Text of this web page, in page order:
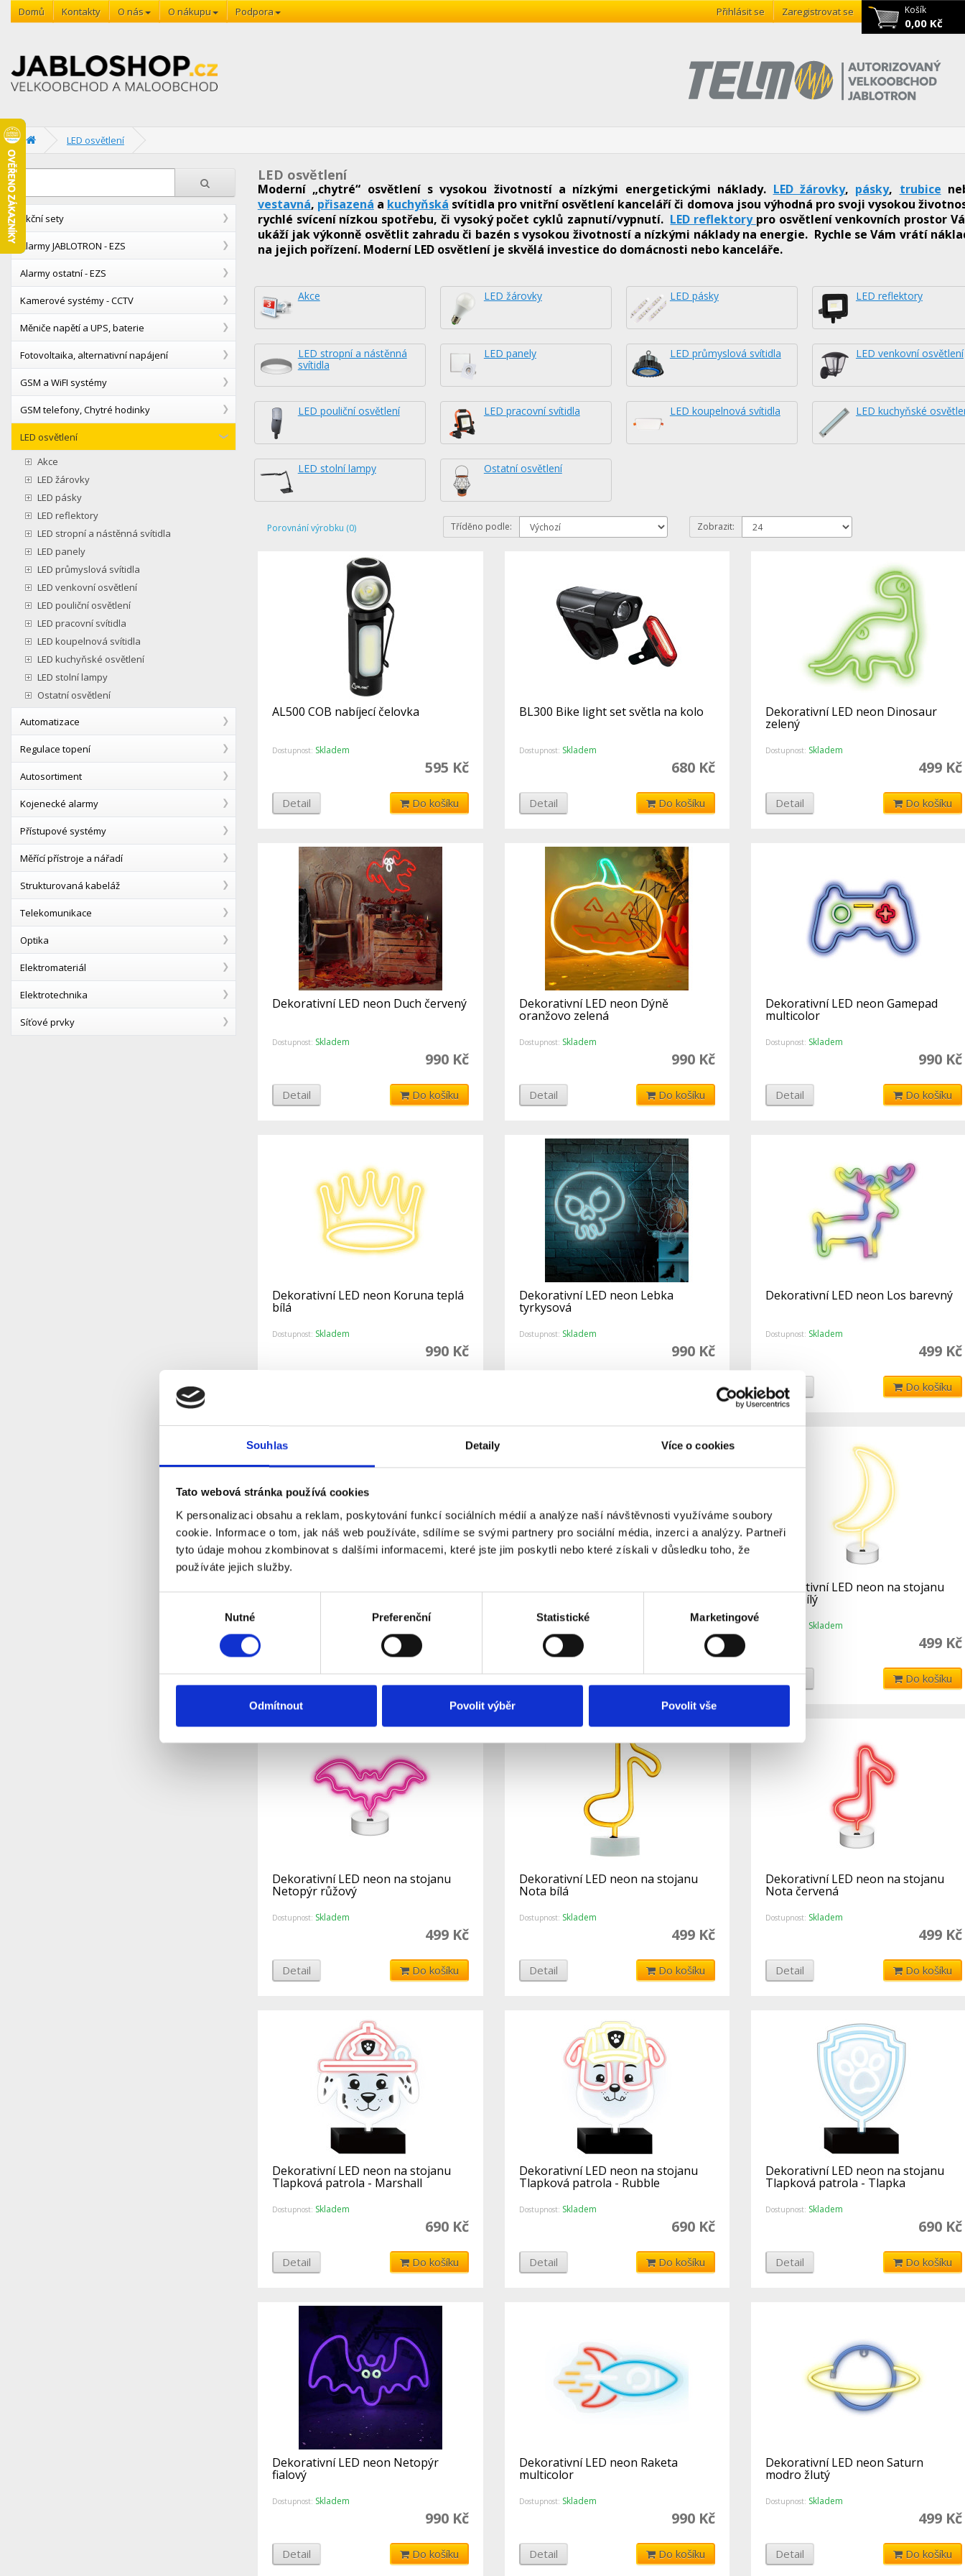
Souhlas Detaily Více o cookies
Tato webová stránka používá cookies
K personalizaci obsahu a reklam, poskytování funkcí sociálních médií a analýze naší návštěvnosti využíváme soubory
cookie. Informace o tom, jak náš web používáte, sdílíme se svými partnery pro sociální média, inzerci a analýzy. Partneři
tyto údaje mohou zkombinovat s dalšími informacemi, které jste jim poskytli nebo které získali v důsledku toho, že
používáte jejich služby.
Nutné Preferenční Statistické Marketingové
Odmítnout Povolit výběr Povolit vše
Košík
0,00 Kč
Domů Kontakty O nás O nákupu Podpora Přihlásit se Zaregistrovat se
LED osvětlení
Akční sety
Alarmy JABLOTRON - EZS
Alarmy ostatní - EZS
Kamerové systémy - CCTV
Měniče napětí a UPS, baterie
Fotovoltaika, alternativní napájení
GSM a WiFI systémy
GSM telefony, Chytré hodinky
LED osvětlení
Akce
LED žárovky
LED pásky
LED reflektory
LED stropní a nástěnná svítidla
LED panely
LED průmyslová svítidla
LED venkovní osvětlení
LED pouliční osvětlení
LED pracovní svítidla
LED koupelnová svítidla
LED kuchyňské osvětlení
LED stolní lampy
Ostatní osvětlení
Automatizace
Regulace topení
Autosortiment
Kojenecké alarmy
Přístupové systémy
Měřící přístroje a nářadí
Strukturovaná kabeláž
Telekomunikace
Optika
Elektromateriál
Elektrotechnika
Síťové prvky
LED osvětlení
Moderní „chytré“ osvětlení s vysokou životností a nízkými energetickými náklady. LED žárovky, pásky, trubice
vestavná, přisazená a kuchyňská svítidla pro vnitřní osvětlení kanceláří či domova jsou výhodná pro svoji vysokou
rychlé svícení nízkou spotřebu, či vysoký počet cyklů zapnutí/vypnutí. LED reflektory pro osvětlení venkovních prostor
ukáží jak výkonně osvětlit zahradu či bazén s vysokou životností a nízkými náklady na energie. Rychle se Vám vrátí
na jejich pořízení. Moderní LED osvětlení je skvělá investice do domácnosti nebo kanceláře.
Akce LED žárovky LED pásky LED reflektory
LED stropní a nástěnná
svítidla
LED panely LED průmyslová svítidla LED venkovní osvětlení
LED pouliční osvětlení LED pracovní svítidla LED koupelnová svítidla LED kuchyňské
LED stolní lampy Ostatní osvětlení
Porovnání výrobku (0) Tříděno podle: Zobrazit:
AL500 COB nabíjecí čelovka
Dostupnost: Skladem
595 Kč
Detail Do košíku
BL300 Bike light set světla na kolo
Dostupnost: Skladem
680 Kč
Detail Do košíku
Dekorativní LED neon Dinosaur
zelený
Dostupnost: Skladem
499 Kč
Detail Do košíku
Dekorativní LED neon Duch červený
Dostupnost: Skladem
990 Kč
Detail Do košíku
Dekorativní LED neon Dýně
oranžovo zelená
Dostupnost: Skladem
990 Kč
Detail Do košíku
Dekorativní LED neon Gamepad
multicolor
Dostupnost: Skladem
990 Kč
Detail Do košíku
Dekorativní LED neon Koruna teplá
bílá
Dostupnost: Skladem
990 Kč
Dekorativní LED neon Lebka
tyrkysová
Dostupnost: Skladem
990 Kč
Dekorativní LED neon Los barevný
Dostupnost: Skladem
499 Kč
Detail Do košíku
Detail Do košíku
Skladem
499 Kč
Detail Do košíku
Dekorativní LED neon na stojanu
Měsíc bílý
Skladem
499 Kč
Detail Do košíku
Dekorativní LED neon na stojanu
Netopýr růžový
Dostupnost: Skladem
499 Kč
Detail Do košíku
Dekorativní LED neon na stojanu
Nota bílá
Dostupnost: Skladem
499 Kč
Detail Do košíku
Dekorativní LED neon na stojanu
Nota červená
Dostupnost: Skladem
499 Kč
Detail Do košíku
Dekorativní LED neon na stojanu
Tlapková patrola - Marshall
Dostupnost: Skladem
690 Kč
Detail Do košíku
Dekorativní LED neon na stojanu
Tlapková patrola - Rubble
Dostupnost: Skladem
690 Kč
Detail Do košíku
Dekorativní LED neon na stojanu
Tlapková patrola - Tlapka
Dostupnost: Skladem
690 Kč
Detail Do košíku
Dekorativní LED neon Netopýr
fialový
Dostupnost: Skladem
990 Kč
Detail Do košíku
Dekorativní LED neon Raketa
multicolor
Dostupnost: Skladem
990 Kč
Detail Do košíku
Dekorativní LED neon Saturn
modro žlutý
Dostupnost: Skladem
499 Kč
Detail Do košíku